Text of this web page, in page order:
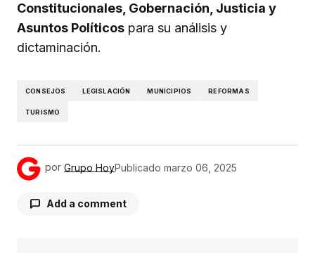
Constitucionales, Gobernación, Justicia y
Asuntos Políticos para su análisis y
dictaminación.
CONSEJOS LEGISLACIÓN MUNICIPIOS REFORMAS
TURISMO
por Grupo HoyPublicado marzo 06, 2025
Add a comment